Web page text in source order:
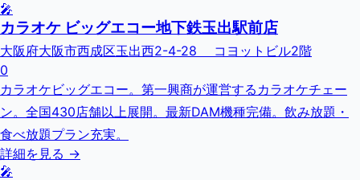
🎤
カラオケ ビッグエコー地下鉄玉出駅前店
大阪府大阪市西成区玉出西2-4-28 コヨットビル2階
0
カラオケビッグエコー。第一興商が運営するカラオケチェー
ン。全国430店舗以上展開。最新DAM機種完備。飲み放題・
食べ放題プラン充実。
詳細を見る →
🎤